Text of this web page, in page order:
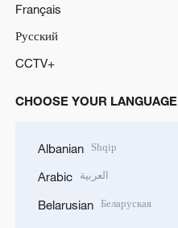
Français
Русский
CCTV+
CHOOSE YOUR LANGUAGE
Albanian Shqip
Arabic العربية
Belarusian Беларуская